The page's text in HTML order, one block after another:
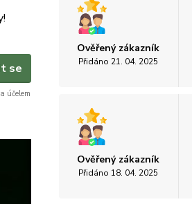
se
účelem
Ověřený zákazník
Přidáno 21. 04. 2025
Ověřený zákazník
Přidáno 18. 04. 2025